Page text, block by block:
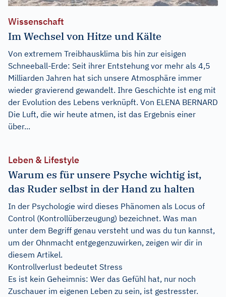
Wissenschaft
Im Wechsel von Hitze und Kälte
Von extremem Treibhausklima bis hin zur eisigen
Schneeball-Erde: Seit ihrer Entstehung vor mehr als 4,5
Milliarden Jahren hat sich unsere Atmosphäre immer
wieder gravierend gewandelt. Ihre Geschichte ist eng mit
der Evolution des Lebens verknüpft. Von ELENA BERNARD
Die Luft, die wir heute atmen, ist das Ergebnis einer
über...
Leben & Lifestyle
Warum es für unsere Psyche wichtig ist,
das Ruder selbst in der Hand zu halten
In der Psychologie wird dieses Phänomen als Locus of
Control (Kontrollüberzeugung) bezeichnet. Was man
unter dem Begriff genau versteht und was du tun kannst,
um der Ohnmacht entgegenzuwirken, zeigen wir dir in
diesem Artikel.
Kontrollverlust bedeutet Stress
Es ist kein Geheimnis: Wer das Gefühl hat, nur noch
Zuschauer im eigenen Leben zu sein, ist gestresster.